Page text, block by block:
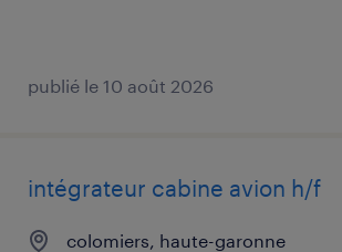
publié le 10 août 2026
intégrateur cabine avion h/f
colomiers, haute-garonne